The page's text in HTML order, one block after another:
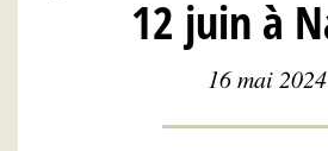
12 juin à
16 mai 2024